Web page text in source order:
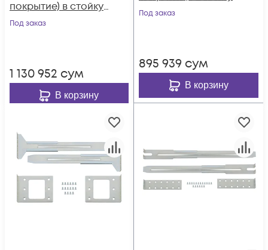
покрытие) в стойку
для коммутаторов
Под заказ
1 130 952 сум
В корзину
для коммутаторов
Под заказ
895 939 сум
В корзину